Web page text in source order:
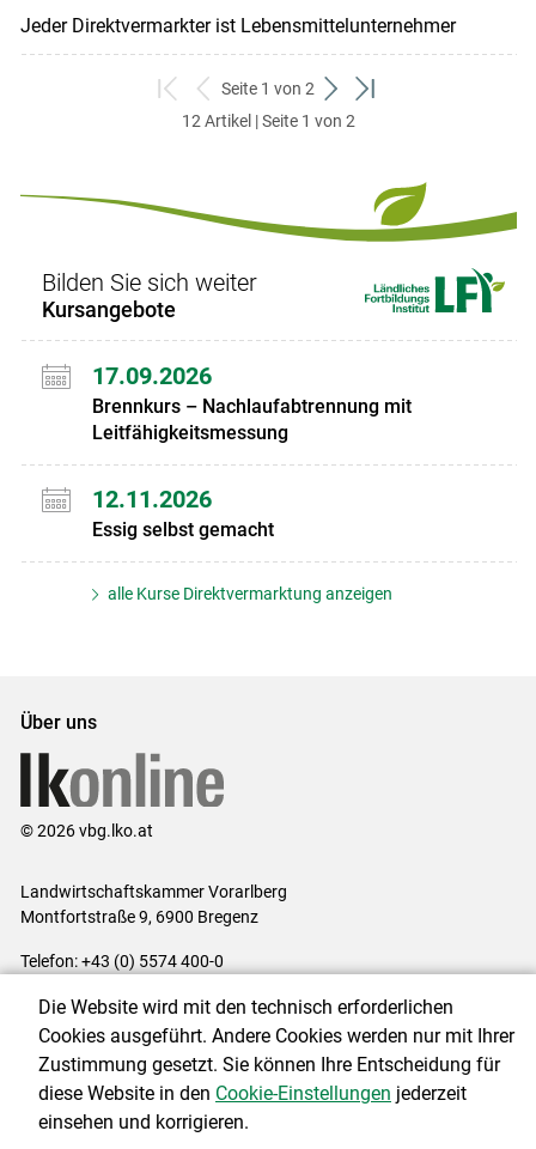
Jeder Direktvermarkter ist Lebensmittelunternehmer
zum
ersten
zurück
zum
Seite 1 von 2
weiter
zum
zum
12 Artikel | Seite 1 von 2
Bilden Sie sich weiter
Kursangebote
17.09.2026
Brennkurs – Nachlaufabtrennung mit
Leitfähigkeitsmessung
12.11.2026
Essig selbst gemacht
alle Kurse Direktvermarktung anzeigen
Über uns
© 2026 vbg.lko.at
Landwirtschaftskammer Vorarlberg
Montfortstraße 9, 6900 Bregenz
Telefon: +43 (0) 5574 400-0
Impressum|Kontakt|Datenschutzerklärung|Barrierefreiheit|
Cookie-Einstellungen
Die Website wird mit den technisch erforderlichen
Cookies ausgeführt. Andere Cookies werden nur mit Ihrer
Zustimmung gesetzt. Sie können Ihre Entscheidung für
diese Website in den Cookie-Einstellungen jederzeit
einsehen und korrigieren.